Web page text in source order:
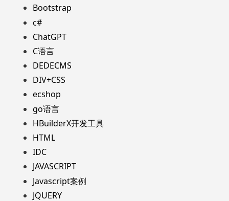
Bootstrap
c#
ChatGPT
C语言
DEDECMS
DIV+CSS
ecshop
go语言
HBuilderX开发工具
HTML
IDC
JAVASCRIPT
Javascript案例
JQUERY